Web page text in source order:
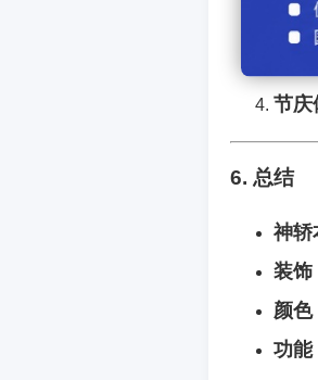
社
节庆
6. 总结
神轿
装饰
颜色
功能